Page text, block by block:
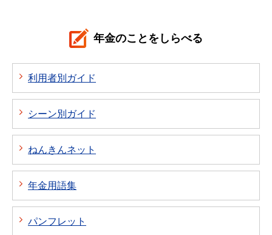
年金のことをしらべる
利用者別ガイド
シーン別ガイド
ねんきんネット
年金用語集
パンフレット